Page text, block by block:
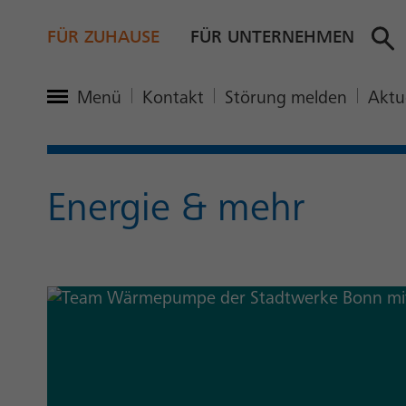
FÜR ZUHAUSE FÜR UNTERNEHMEN
Menü
Hauptmenü öffnen
Kontakt Störung melden
Energie & mehr